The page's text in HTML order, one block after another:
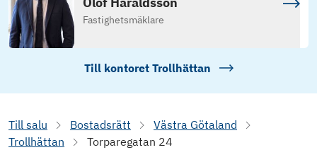
Fastighetsmäklare
Till kontoret Trollhättan
Till salu Bostadsrätt
Västra Götaland
Trollhättan
Torparegatan 24